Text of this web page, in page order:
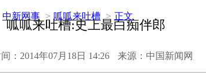
中新网事 > 呱呱来吐槽 > 正文
呱呱来吐槽:史上最白痴伴郎
：2014年07月18日 14:26 来源：中国新闻网